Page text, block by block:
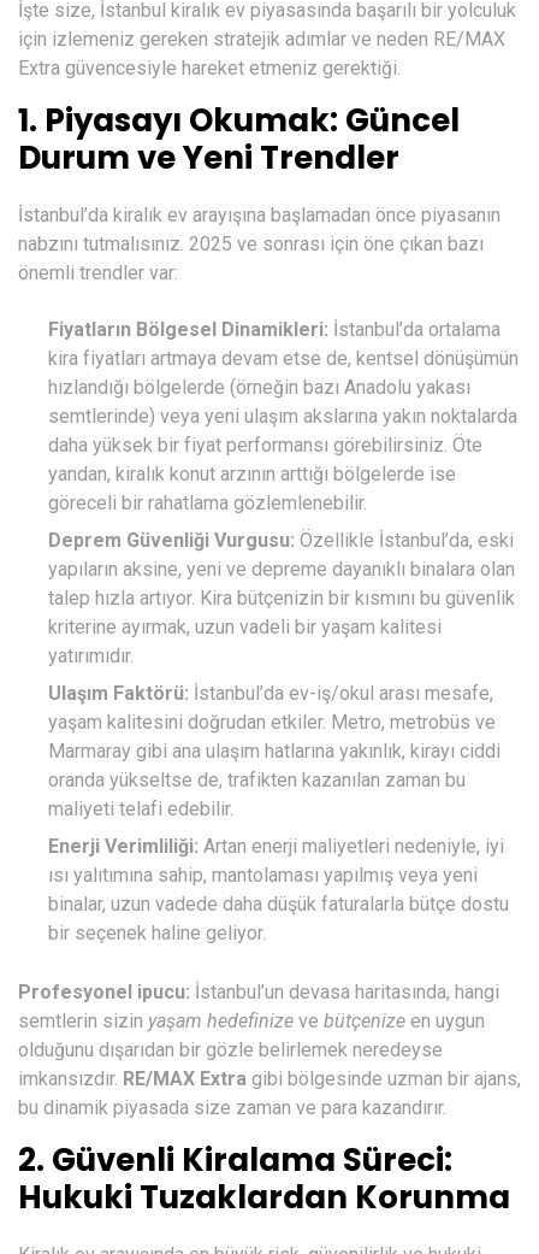
İşte size, İstanbul kiralık ev piyasasında başarılı bir yolculuk
için izlemeniz gereken stratejik adımlar ve neden RE/MAX
Extra güvencesiyle hareket etmeniz gerektiği.
1. Piyasayı Okumak: Güncel
Durum ve Yeni Trendler
İstanbul’da kiralık ev arayışına başlamadan önce piyasanın
nabzını tutmalısınız. 2025 ve sonrası için öne çıkan bazı
önemli trendler var:
Fiyatların Bölgesel Dinamikleri: İstanbul’da ortalama
kira fiyatları artmaya devam etse de, kentsel dönüşümün
hızlandığı bölgelerde (örneğin bazı Anadolu yakası
semtlerinde) veya yeni ulaşım akslarına yakın noktalarda
daha yüksek bir fiyat performansı görebilirsiniz. Öte
yandan, kiralık konut arzının arttığı bölgelerde ise
göreceli bir rahatlama gözlemlenebilir.
Deprem Güvenliği Vurgusu: Özellikle İstanbul’da, eski
yapıların aksine, yeni ve depreme dayanıklı binalara olan
talep hızla artıyor. Kira bütçenizin bir kısmını bu güvenlik
kriterine ayırmak, uzun vadeli bir yaşam kalitesi
yatırımıdır.
Ulaşım Faktörü: İstanbul’da ev-iş/okul arası mesafe,
yaşam kalitesini doğrudan etkiler. Metro, metrobüs ve
Marmaray gibi ana ulaşım hatlarına yakınlık, kirayı ciddi
oranda yükseltse de, trafikten kazanılan zaman bu
maliyeti telafi edebilir.
Enerji Verimliliği: Artan enerji maliyetleri nedeniyle, iyi
ısı yalıtımına sahip, mantolaması yapılmış veya yeni
binalar, uzun vadede daha düşük faturalarla bütçe dostu
bir seçenek haline geliyor.
Profesyonel ipucu: İstanbul’un devasa haritasında, hangi
semtlerin sizin yaşam hedefinize ve bütçenize en uygun
olduğunu dışarıdan bir gözle belirlemek neredeyse
imkansızdır. RE/MAX Extra gibi bölgesinde uzman bir ajans,
bu dinamik piyasada size zaman ve para kazandırır.
2. Güvenli Kiralama Süreci:
Hukuki Tuzaklardan Korunma